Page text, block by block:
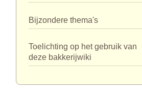
Bijzondere thema's
Toelichting op het gebruik van
deze bakkerijwiki